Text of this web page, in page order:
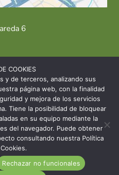
6
638 563
· Sede Teruel
Celíaca Aragonesa
AVISO LEGAL
COOKIES
y de terceros, analizando sus
página web, con la finalidad
y mejora de los servicios
Tiene la posibilidad de bloquear
en su equipo mediante la
del navegador. Puede obtener
consultando nuestra Política
Rechazar no funcionales